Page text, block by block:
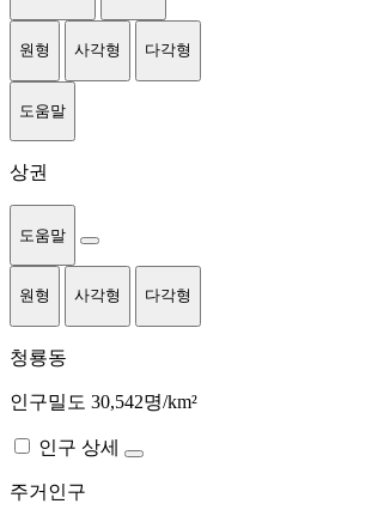
원형 사각형 다각형
도움말
상권
도움말
원형 사각형 다각형
청룡동
인구밀도 30,542명/km²
인구 상세
주거인구